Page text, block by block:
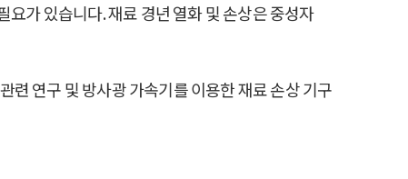
가 있습니다. 재료 경년 열화 및 손상은 중성자
련 연구 및 방사광 가속기를 이용한 재료 손상 기구